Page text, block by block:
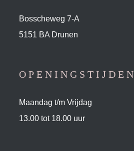
Bosscheweg 7-A
5151 BA Drunen
OPENINGSTIJDEN
Maandag t/m Vrijdag
13.00 tot 18.00 uur